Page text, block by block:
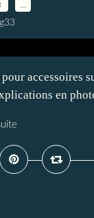
accessoires
en